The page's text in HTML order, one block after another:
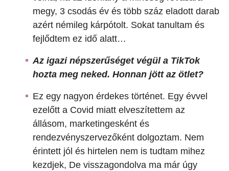
megy, 3 csodás év és több száz eladott darab
azért némileg kárpótolt. Sokat tanultam és
fejlődtem ez idő alatt…
Az igazi népszerűséget végül a TikTok
hozta meg neked. Honnan jött az ötlet?
Ez egy nagyon érdekes történet. Egy évvel
ezelőtt a Covid miatt elveszítettem az
állásom, marketingesként és
rendezvényszervezőként dolgoztam. Nem
érintett jól és hirtelen nem is tudtam mihez
kezdjek, De visszagondolva ma már úgy